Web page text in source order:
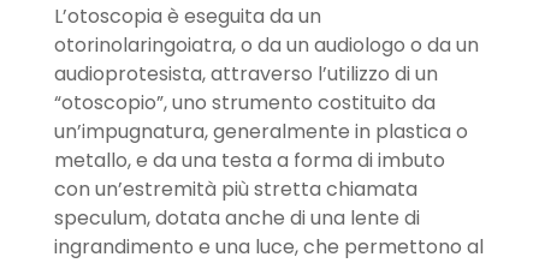
L’otoscopia è eseguita da un
otorinolaringoiatra, o da un audiologo o da un
audioprotesista, attraverso l’utilizzo di un
“otoscopio”, uno strumento costituito da
un’impugnatura, generalmente in plastica o
metallo, e da una testa a forma di imbuto
con un’estremità più stretta chiamata
speculum, dotata anche di una lente di
ingrandimento e una luce, che permettono al